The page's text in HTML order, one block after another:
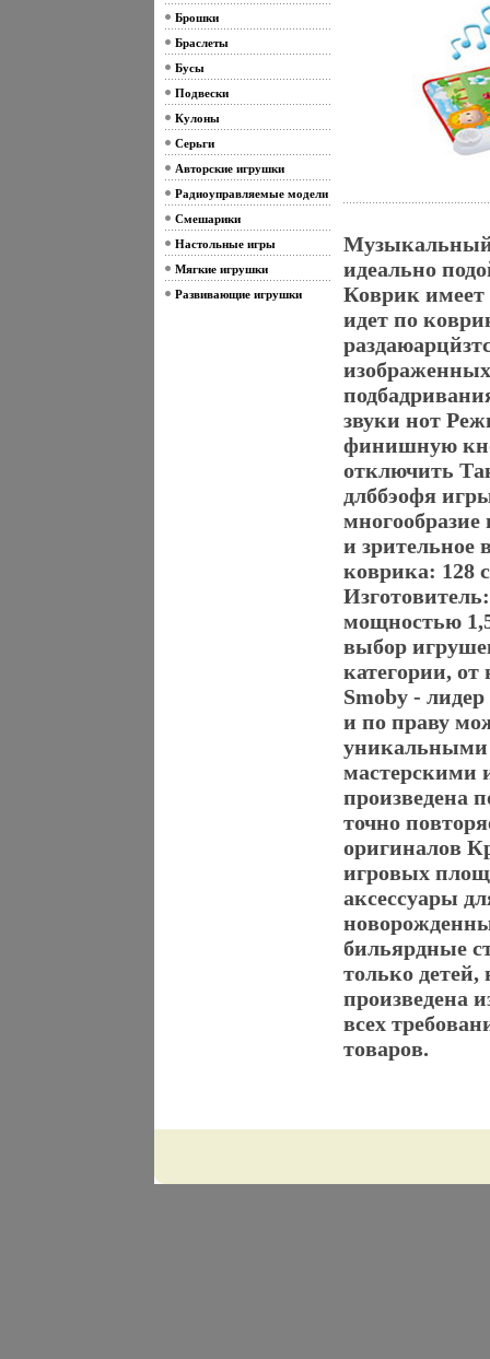
Брошки
Браслеты
Бусы
Подвески
Кулоны
Серьги
Авторские игрушки
Радиоуправляемые модели
Смешарики
Настольные игры
Мягкие игрушки
Развивающие игрушки
Музыкальный
идеально
Коврик имеет
идет по
звуки нот
финишную
отключить
длббэофя
многообразие
и зрительное
коврика: 128
мощностью
выбор
категории,
Smoby -
и по праву
уникальными
мастерскими
произведена
точно
оригиналов
игровых
аксессуары
бильярдные
только детей,
произведена
всех
товаров.